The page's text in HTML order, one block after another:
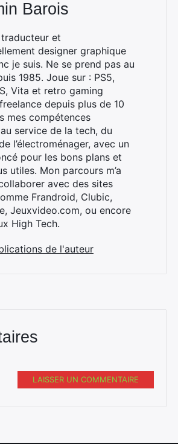
Barois
traducteur et
designer graphique
je suis. Ne se prend pas au
1985. Joue sur : PS5,
Vita et retro gaming
depuis plus de 10
mes compétences
service de la tech, du
l’électroménager, avec un
pour les bons plans et
utiles. Mon parcours m’a
avec des sites
Frandroid, Clubic,
Jeuxvideo.com, ou encore
High Tech.
de l'auteur
LAISSER UN COMMENTAIRE